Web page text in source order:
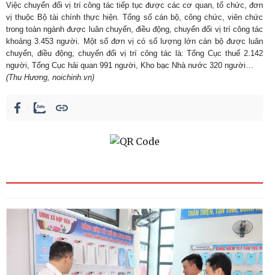
Việc chuyển đổi vị trí công tác tiếp tục được các cơ quan, tổ chức, đơn
vị thuộc Bộ tài chính thực hiện. Tổng số cán bộ, công chức, viên chức
trong toàn ngành được luân chuyển, điều động, chuyển đổi vị trí công tác
khoảng 3.453 người. Một số đơn vị có số lượng lớn cán bộ được luân
chuyển, điều động, chuyển đổi vị trí công tác là: Tổng Cục thuế 2.142
người, Tổng Cục hải quan 991 người, Kho bạc Nhà nước 320 người…
(Thu Hương, noichinh.vn)